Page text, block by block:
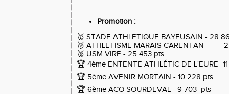
Promotion :
🥇 STADE ATHLETIQUE BAYEUSAIN - 28
🥈 ATHLETISME MARAIS CARENTAN -
🥉 USM VIRE - 25 453 pts
🏆 4ème ENTENTE ATHLÉTIC DE L'EURE-
🏆 5ème AVENIR MORTAIN - 10 228 pts
🏆 6ème ACO SOURDEVAL - 9 703 pts